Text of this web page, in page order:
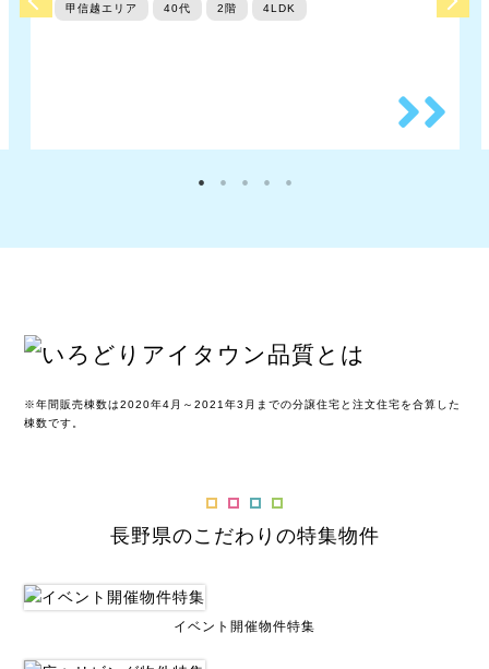
甲信越エリア 40代 2階 4LDK
※年間販売棟数は2020年4月～2021年3月までの分譲住宅と注文住宅を合算した
棟数です。
長野県のこだわりの特集物件
イベント開催物件特集